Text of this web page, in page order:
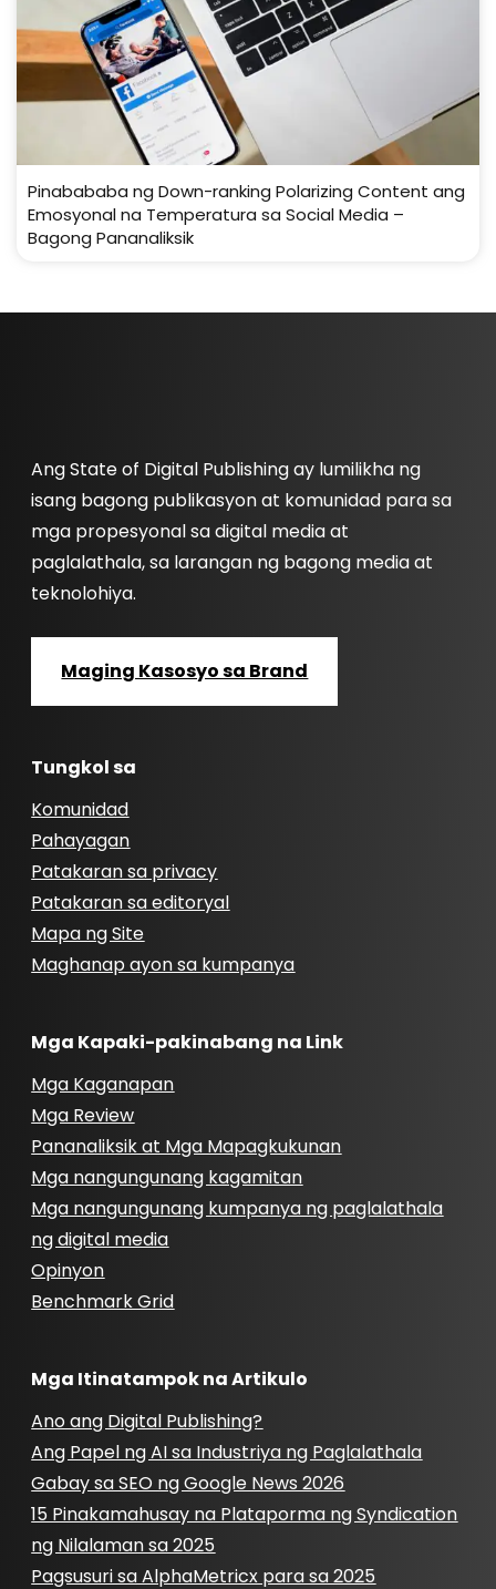
Pinabababa ng Down-ranking Polarizing Content ang
Emosyonal na Temperatura sa Social Media –
Bagong Pananaliksik
Ang State of Digital Publishing ay lumilikha ng
isang bagong publikasyon at komunidad para sa
mga propesyonal sa digital media at
paglalathala, sa larangan ng bagong media at
teknolohiya.
Maging Kasosyo sa Brand
Tungkol sa
Komunidad
Pahayagan
Patakaran sa privacy
Patakaran sa editoryal
Mapa ng Site
Maghanap ayon sa kumpanya
Mga Kapaki-pakinabang na Link
Mga Kaganapan
Mga Review
Pananaliksik at Mga Mapagkukunan
Mga nangungunang kagamitan
Mga nangungunang kumpanya ng paglalathala
ng digital media
Opinyon
Benchmark Grid
Mga Itinatampok na Artikulo
Ano ang Digital Publishing?
Ang Papel ng AI sa Industriya ng Paglalathala
Gabay sa SEO ng Google News 2026
15 Pinakamahusay na Plataporma ng Syndication
ng Nilalaman sa 2025
Pagsusuri sa AlphaMetricx para sa 2025